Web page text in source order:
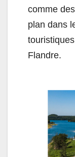
comme
plan dans
Flandre.